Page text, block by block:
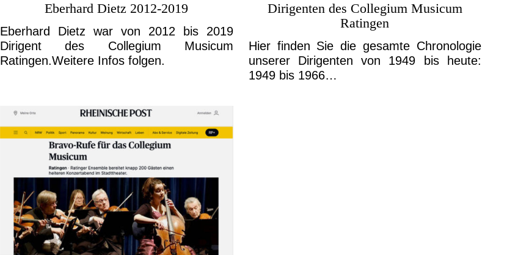
Eberhard Dietz 2012-2019
Eberhard Dietz war von 2012 bis 2019
Dirigent des Collegium Musicum
Ratingen.Weitere Infos folgen.
Dirigenten des Collegium Musicum
Ratingen
Hier finden Sie die gesamte Chronologie
unserer Dirigenten von 1949 bis heute:
1949 bis 1966…